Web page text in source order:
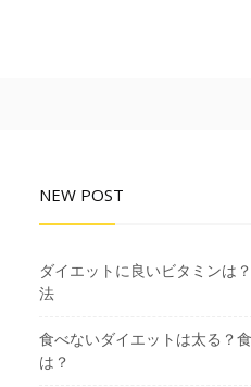
NEW POST
ダイエットに良いビタミンは
法
食べないダイエットは太る？
は？